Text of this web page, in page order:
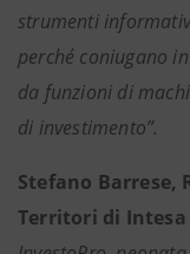
strumenti
perché coniugano
da funzioni di
di investimento”.
Stefano Barrese,
Territori di Intesa